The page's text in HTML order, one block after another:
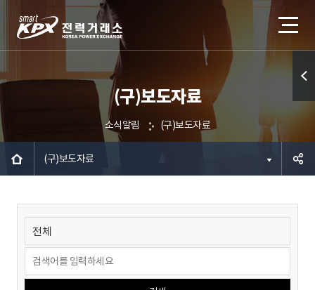
(구)보도자료
소식알림 (구)보도자료
(구)보도자료